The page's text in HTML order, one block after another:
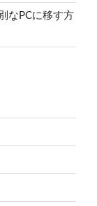
なPCに移す方